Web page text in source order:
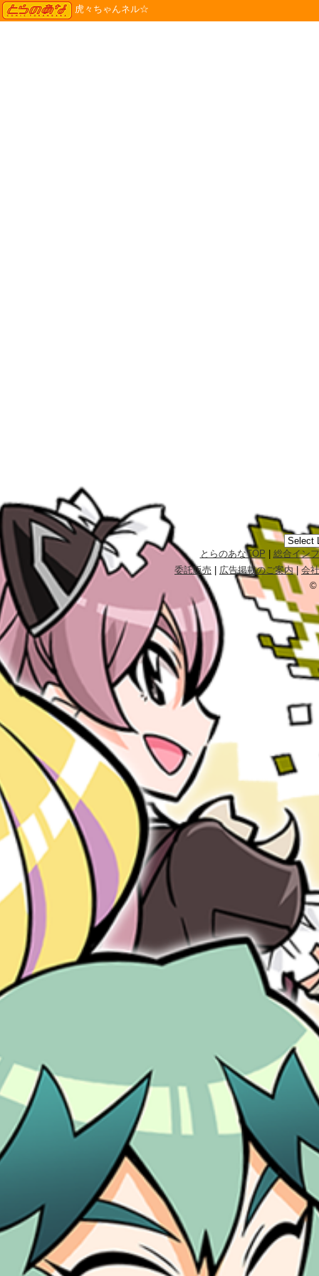
TORANOANA
虎々ちゃんネル☆
とらのあなTOP
総合イン
委託販売
広告掲載のご案内|会
©